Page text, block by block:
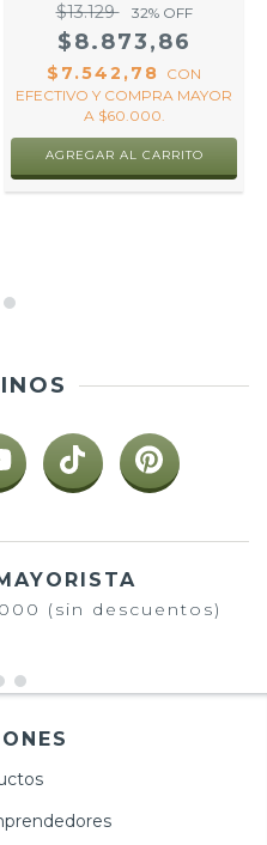
$13.129 32% OFF
$8.873,86
$7.542,78 CON
EFECTIVO Y COMPRA MAYOR
A $60.000.
AGREGAR AL CARRITO
(sin descuentos)